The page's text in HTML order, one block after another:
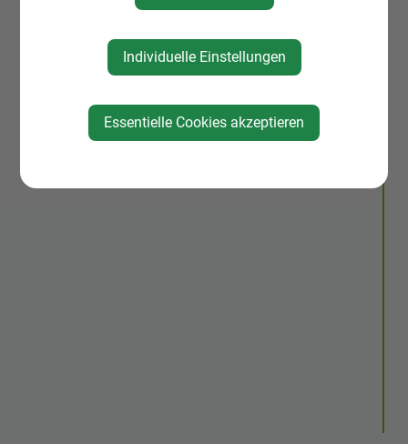
Individuelle Einstellungen
Essentielle Cookies akzeptieren